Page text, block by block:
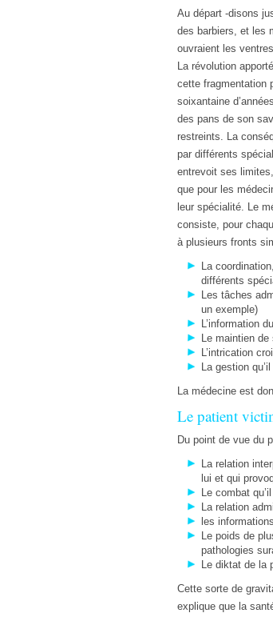
Au départ -disons
des barbiers, et les
ouvraient les
La révolution
cette fragmentation
soixantaine
des pans de son
restreints. La
par différents
entrevoit ses
que pour les
leur spécialité. Le
consiste, pour
à plusieurs fronts
La
différents
Les tâches
un exemple)
L’information
Le maintien
L’intrication
La gestion
La médecine est
Le patient
Du point de vue du
La relation
lui et qui
Le combat
La relation
les
Le poids de
pathologies
Le diktat de la
Cette sorte de
explique que la